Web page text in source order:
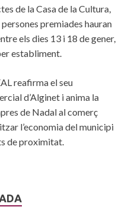
de la Casa de la Cultura,
premiades hauran
els dies 13 i 18 de gener,
establiment.
reafirma el seu
d’Alginet i anima la
de Nadal al comerç
l’economia del municipi
de proximitat.